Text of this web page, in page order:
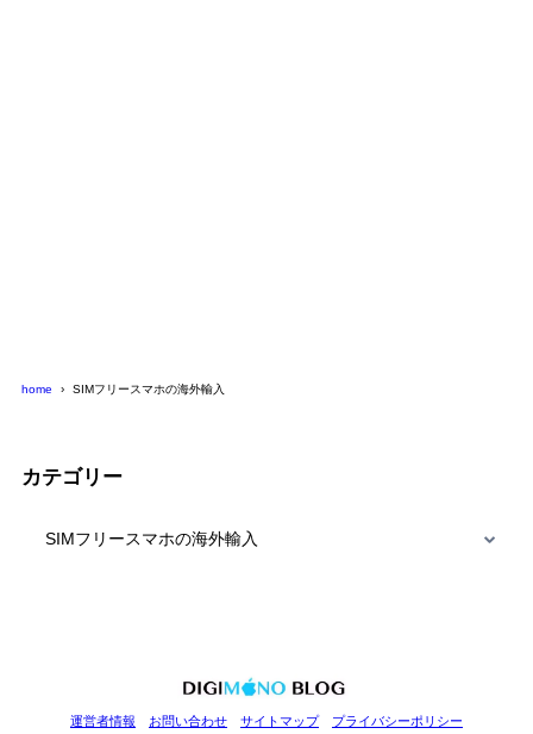
home SIMフリースマホの海外輸入
カテゴリー
運営者情報 お問い合わせ サイトマップ プライバシーポリシー